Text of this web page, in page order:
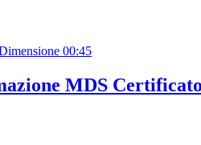
00:45
MDS